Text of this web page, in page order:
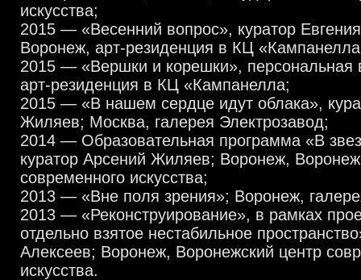
искусства;
2015 — «Весенний вопрос», куратор
Воронеж, арт-резиденция в КЦ
2015 — «Вершки и корешки», персональная
арт-резиденция в КЦ «Кампанелла;
2015 — «В нашем сердце идут облака»,
Жиляев; Москва, галерея Электрозавод;
2014 — Образовательная программа «В
куратор Арсений Жиляев; Воронеж,
современного искусства;
2013 — «Вне поля зрения»; Воронеж,
2013 — «Реконструирование», в рамках
отдельно взятое нестабильное
Алексеев; Воронеж, Воронежский центр
искусства.